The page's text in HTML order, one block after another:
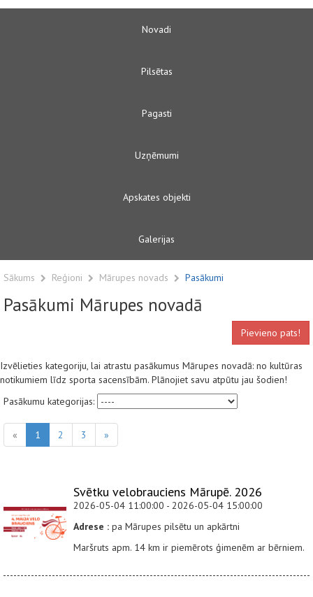
Novadi
Pilsētas
Pagasti
Uzņēmumi
Apskates objekti
Galerijas
Sākums Reģioni Mārupes novads Pasākumi
Pasākumi Mārupes novadā
Pievieno pats!
Izvēlieties kategoriju, lai atrastu pasākumus Mārupes novadā: no kultūras
notikumiem līdz sporta sacensībām. Plānojiet savu atpūtu jau šodien!
Pasākumu kategorijas:
« 1 2 3 »
Svētku velobrauciens Mārupē. 2026
2026-05-04 11:00:00 - 2026-05-04 15:00:00
Adrese : pa Mārupes pilsētu un apkārtni
Maršruts apm. 14 km ir piemērots ģimenēm ar bērniem.